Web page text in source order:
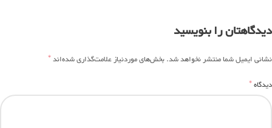
دیدگاهتان را بنویسید
نشانی ایمیل شما منتشر نخواهد شد.بخش‌های موردنیاز علامت‌گذاری شده‌اند*
دیدگاه*